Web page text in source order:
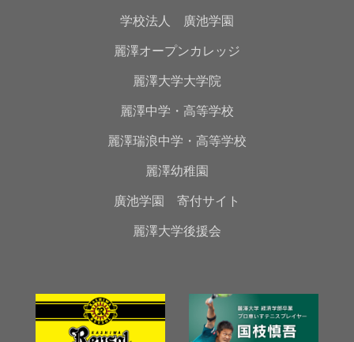
学校法人 廣池学園
麗澤オープンカレッジ
麗澤大学大学院
麗澤中学・高等学校
麗澤瑞浪中学・高等学校
麗澤幼稚園
廣池学園 寄付サイト
麗澤大学後援会